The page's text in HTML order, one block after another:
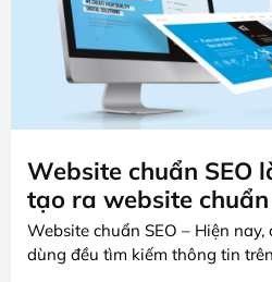
Website chuẩn SEO
tạo ra website chuẩn
Website chuẩn SEO – Hiện
dùng đều tìm kiếm thông tin